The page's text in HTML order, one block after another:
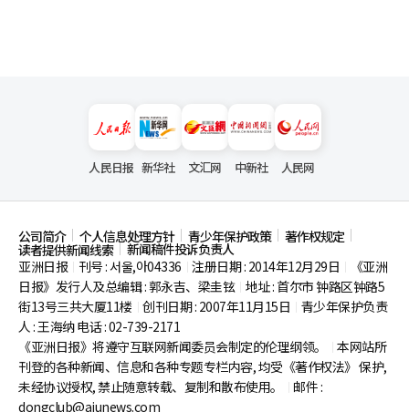
人民日报 新华社 文汇网 中新社 人民网
公司简介 个人信息处理方针 青少年保护政策 著作权规定
读者提供新闻线索
新闻稿件投诉负责人
亚洲日报
刊号 : 서울,아04336 注册日期 : 2014年12月29日
《亚洲
日报》发行人及总编辑 : 郭永吉、梁圭铉 地址 : 首尔市钟路区钟路5
街13号三共大厦11楼 创刊日期 : 2007年11月15日
青少年保护负责
人 : 王海纳 电话 : 02-739-2171
《亚洲日报》将遵守互联网新闻委员会制定的伦理纲领。
本网站所
刊登的各种新闻、信息和各种专题专栏内容, 均受《著作权法》 保护,
未经协议授权, 禁止随意转载、复制和散布使用。
邮件 :
dongclub@ajunews.com